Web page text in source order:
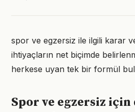
spor ve egzersiz ile ilgili karar
ihtiyaçların net biçimde
herkese uyan tek bir formül
Spor ve egzersiz